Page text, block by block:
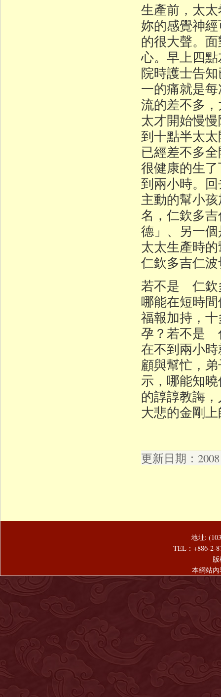
生產前，太
妳的感覺神
的很大聲。
心。早上四
院時護士告
一的痛就是
流的差不多
太才開始慢
到十點半太
已經差不多
很健康的生
到兩小時。
主動的幫小
名，仁欽多
德」、另一
太太生產時
仁欽多吉仁
若不是 仁欽
哪能在短時
福報加持，
孕？若不是
在不到兩小
顧與幫忙，
示，哪能知
的諄諄教誨
大悲的金剛
更新日期：
地址:
TEL：+886-2-
本網站